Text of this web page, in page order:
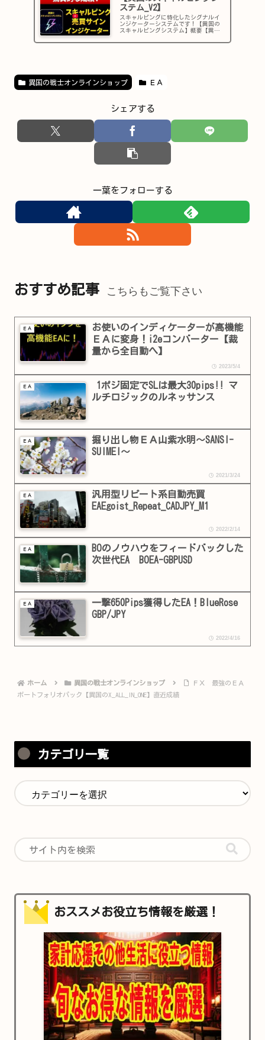
ステム_V2】
スキャルピングに特化したシグナルイ
ンジケーターシステムです！【異国の
スキャルピングシステム】概要【異国
通貨・日経・金も対応！最強の１分足
異国の戦士オンラインショップ ＥＡ
シェアする
一葉をフォローする
おすすめ記事 こちらもご覧下さい
ＥＡ
お使いのインディケーターが高機能
ＥＡに変身！i2eコンバーター【裁
量から全自動へ】
2023/5/4
ＥＡ
1ポジ固定でSLは最大30pips!! マ
ルチロジックのルネッサンス
ＥＡ
掘り出し物ＥＡ山紫水明～SANSI-
SUIMEI～
2021/3/24
ＥＡ
汎用型リピート系自動売買
EAEgoist_Repeat_CADJPY_M1
2022/2/14
ＥＡ
BOのノウハウをフィードバックした
次世代EA BOEA-GBPUSD
ＥＡ
一撃650Pips獲得したEA！BlueRose
GBP/JPY
2022/4/16
ホーム 異国の戦士オンラインショップ
ＦＸ 最強のＥＡ
ポートフォリオパック【異国のX_ALL_IN_ONE】直近成績
カテゴリ一覧
おススメお役立ち情報を厳選！